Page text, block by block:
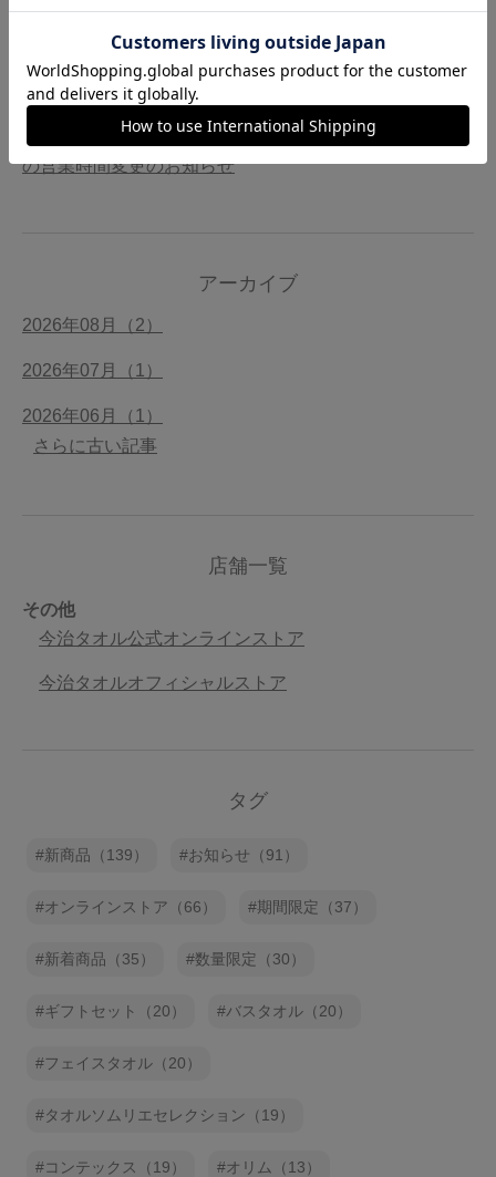
2026/07/10【お知らせ】南青山店 今治タオルメーカー
ポップアップのお知らせ
2026/07/09【お知らせ】今治タオル 南青山店 7月15日
の営業時間変更のお知らせ
アーカイブ
2026年08月（2）
2026年07月（1）
2026年06月（1）
さらに古い記事
店舗一覧
その他
今治タオル公式オンラインストア
今治タオルオフィシャルストア
タグ
新商品（139） お知らせ（91）
オンラインストア（66） 期間限定（37）
新着商品（35） 数量限定（30）
ギフトセット（20） バスタオル（20）
フェイスタオル（20）
タオルソムリエセレクション（19）
コンテックス（19） オリム（13）